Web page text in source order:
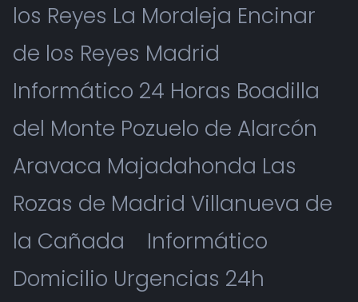
los Reyes La Moraleja Encinar
de los Reyes Madrid
Informático 24 Horas Boadilla
del Monte Pozuelo de Alarcón
Aravaca Majadahonda Las
Rozas de Madrid Villanueva de
la Cañada
Informático
Domicilio Urgencias 24h